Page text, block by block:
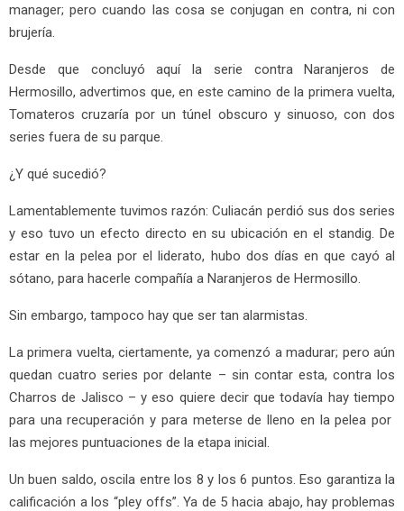
manager; pero cuando las cosa se conjugan en contra, ni con
brujería.
Desde que concluyó aquí la serie contra Naranjeros de
Hermosillo, advertimos que, en este camino de la primera vuelta,
Tomateros cruzaría por un túnel obscuro y sinuoso, con dos
series fuera de su parque.
¿Y qué sucedió?
Lamentablemente tuvimos razón: Culiacán perdió sus dos series
y eso tuvo un efecto directo en su ubicación en el standig. De
estar en la pelea por el liderato, hubo dos días en que cayó al
sótano, para hacerle compañía a Naranjeros de Hermosillo.
Sin embargo, tampoco hay que ser tan alarmistas.
La primera vuelta, ciertamente, ya comenzó a madurar; pero aún
quedan cuatro series por delante – sin contar esta, contra los
Charros de Jalisco – y eso quiere decir que todavía hay tiempo
para una recuperación y para meterse de lleno en la pelea por
las mejores puntuaciones de la etapa inicial.
Un buen saldo, oscila entre los 8 y los 6 puntos. Eso garantiza la
calificación a los “pley offs”. Ya de 5 hacia abajo, hay problemas